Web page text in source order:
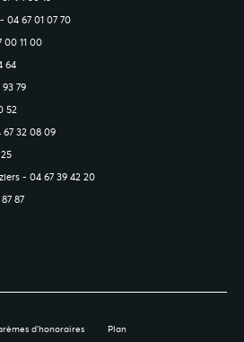
04 67 01 07 70
00 11 00
64
93 79
52
67 32 08 09
- 04 67 39 42 20
87
d'honoraires Plan